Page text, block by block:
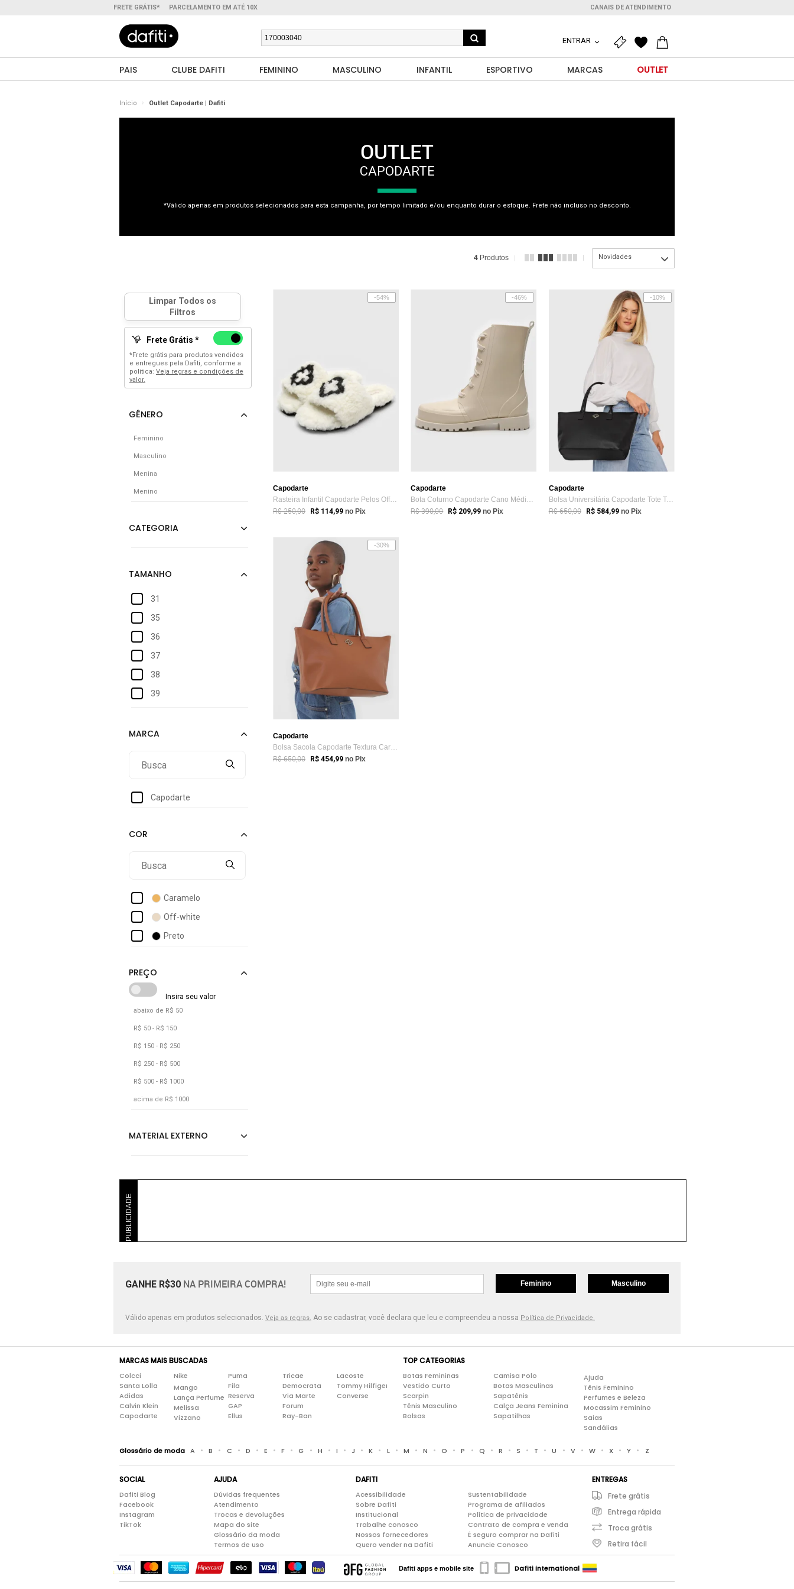
FRETE GRÁTIS* PARCELAMENTO EM ATÉ 10X CANAIS DE ATENDIMENTO
ENTRAR
PAIS CLUBE DAFITI FEMININO MASCULINO INFANTIL ESPORTIVO MARCAS OUTLET
Início Outlet Capodarte | Dafiti
OUTLET
CAPODARTE
*Válido apenas em produtos selecionados para esta campanha, por tempo limitado e/ou enquanto durar o estoque. Frete não incluso no desconto.
4 Produtos Novidades
Frete Grátis *
*Frete grátis para produtos vendidos
e entregues pela Dafiti, conforme a
política: Veja regras e condições de
valor.
Feminino
Masculino
Menina
Menino
31
35
36
37
38
39
Único
Capodarte
Caramelo
Off-white
Preto
abaixo de R$ 50
R$ 50 - R$ 150
R$ 150 - R$ 250
R$ 250 - R$ 500
R$ 500 - R$ 1000
acima de R$ 1000
-54%
Capodarte
Rasteira Infantil Capodarte Pelos Off-White
R$ 250,00 R$ 114,99 no Pix
-46%
Capodarte
Bota Coturno Capodarte Cano Médio Lisa Off-White
R$ 390,00 R$ 209,99 no Pix
-10%
Capodarte
Bolsa Universitária Capodarte Tote Textura Preta
R$ 650,00 R$ 584,99 no Pix
-30%
Capodarte
Bolsa Sacola Capodarte Textura Caramelo
R$ 650,00 R$ 454,99 no Pix
PUBLICIDADE
GANHE R$30 NA PRIMEIRA COMPRA! Feminino Masculino
Válido apenas em produtos selecionados. Veja as regras. Ao se cadastrar, você declara que leu e compreendeu a nossa Política de Privacidade.
MARCAS MAIS BUSCADAS
Colcci
Santa Lolla
Adidas
Calvin Klein
Capodarte
Nike
Mango
Lança Perfume
Melissa
Vizzano
Puma
Fila
Reserva
GAP
Ellus
Tricae
Democrata
Via Marte
Forum
Ray-Ban
Lacoste
Tommy Hilfiger
Converse
TOP CATEGORIAS
Botas Femininas
Vestido Curto
Scarpin
Tênis Masculino
Bolsas
Camisa Polo
Botas Masculinas
Sapatênis
Calça Jeans Feminina
Sapatilhas
Ajuda
Tênis Feminino
Perfumes e Beleza
Mocassim Feminino
Saias
Sandálias
Glossário de moda A • B • C • D • E • F • G • H • I • J • K • L • M • N • O • P • Q • R • S • T • U • V • W • X • Y • Z
SOCIAL
Dafiti Blog
Facebook
Instagram
TikTok
AJUDA
Dúvidas frequentes
Atendimento
Trocas e devoluções
Mapa do site
Glossário da moda
Termos de uso
DAFITI
Acessibilidade
Sobre Dafiti
Institucional
Trabalhe conosco
Nossos fornecedores
Quero vender na Dafiti
Sustentabilidade
Programa de afiliados
Política de privacidade
Contrato de compra e venda
É seguro comprar na Dafiti
Anuncie Conosco
ENTREGAS
Frete grátis
Entrega rápida
Troca grátis
Retira fácil
Dafiti apps e mobile site Dafiti international